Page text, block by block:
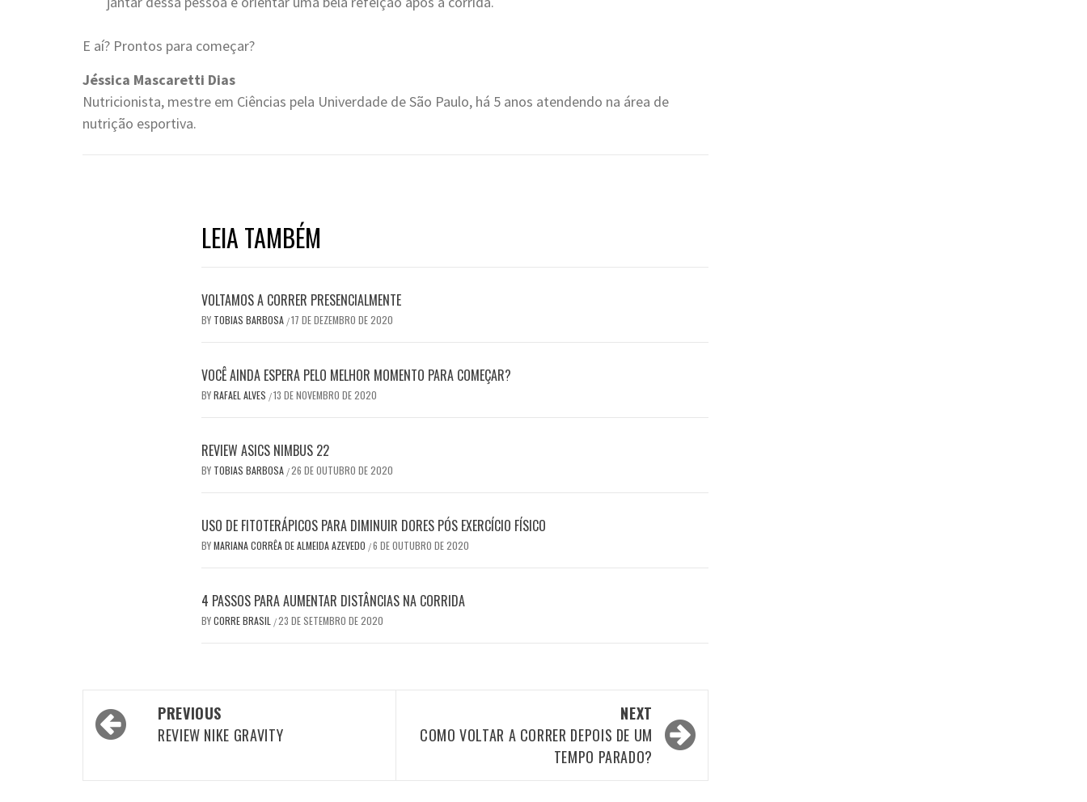
E aí? Prontos para começar?
Jéssica Mascaretti Dias
Nutricionista, mestre em Ciências pela Univerdade de São Paulo, há 5 anos atendendo na área de
nutrição esportiva.
LEIA TAMBÉM
VOLTAMOS A CORRER PRESENCIALMENTE
BY TOBIAS BARBOSA /17 DE DEZEMBRO DE 2020
VOCÊ AINDA ESPERA PELO MELHOR MOMENTO PARA COMEÇAR?
BYRAFAEL ALVES /13 DE NOVEMBRO DE 2020
REVIEW ASICS NIMBUS 22
BY TOBIAS BARBOSA /26 DE OUTUBRO DE 2020
USO DE FITOTERÁPICOS PARA DIMINUIR DORES PÓS EXERCÍCIO FÍSICO
BYMARIANA CORRÊA DE ALMEIDA AZEVEDO /6 DE OUTUBRO DE 2020
4 PASSOS PARA AUMENTAR DISTÂNCIAS NA CORRIDA
BYCORRE BRASIL /23 DE SETEMBRO DE 2020
Post
navigation
PREVIOUS
REVIEW NIKE GRAVITY
NEXT
COMO VOLTAR A CORRER DEPOIS DE UM
TEMPO PARADO?